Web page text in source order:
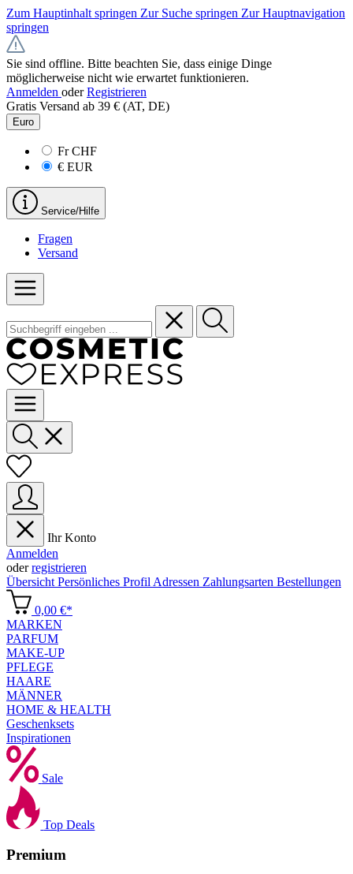
Zum Hauptinhalt springen Zur Suche springen Zur Hauptnavigation
springen
Sie sind offline. Bitte beachten Sie, dass einige Dinge
möglicherweise nicht wie erwartet funktionieren.
Anmelden oder Registrieren
Gratis Versand ab 39 € (AT, DE)
Euro
FrCHF
€ EUR
Service/Hilfe
Fragen
Versand
Ihr Konto
Anmelden
oderregistrieren
Übersicht Persönliches Profil Adressen Zahlungsarten Bestellungen
0,00 €*
MARKEN
PARFUM
MAKE-UP
PFLEGE
HAARE
MÄNNER
HOME & HEALTH
Geschenksets
Inspirationen
Sale
Top Deals
Premium